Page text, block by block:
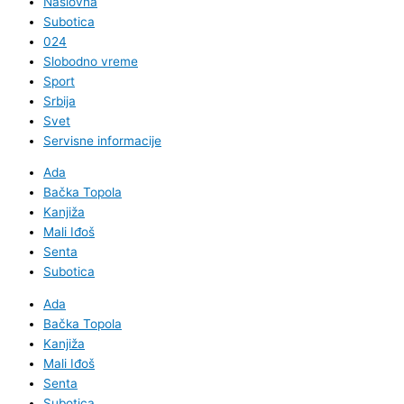
Subotica
024
Slobodno vreme
Sport
Srbija
Svet
Servisne informacije
Ada
Bačka Topola
Kanjiža
Mali Iđoš
Senta
Subotica
Ada
Bačka Topola
Kanjiža
Mali Iđoš
Senta